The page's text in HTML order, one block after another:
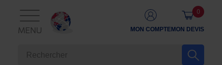
MENU MON COMPTEMON DEVIS
0